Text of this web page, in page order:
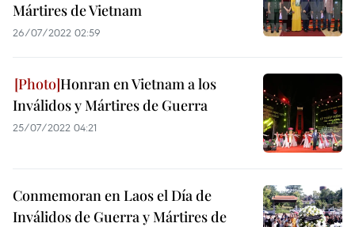
Mártires de Vietnam
26/07/2022 02:59
Honran en Vietnam a los
Inválidos y Mártires de Guerra
25/07/2022 04:21
Conmemoran en Laos el Día de
Inválidos de Guerra y Mártires de